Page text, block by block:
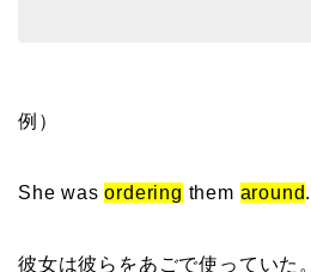
例）
She wasordering them around.
彼女は彼らをあごで使っていた。